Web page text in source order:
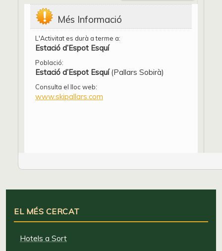
Més Informació
L'Activitat es durà a terme a:
Estació d’Espot Esquí
Població:
Estació d’Espot Esquí(Pallars Sobirà)
Consulta el lloc web:
www.skipallars.com
EL MÉS CERCAT
Hotels a Sort